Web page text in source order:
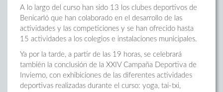
A lo largo del curso han sido 13 los clubes deportivos de
Benicarló que han colaborado en el desarrollo de las
actividades y las competiciones y se han ofrecido hasta
15 actividades a los colegios e instalaciones municipales.
Ya por la tarde, a partir de las 19 horas, se celebrará
también la conclusión de la XXIV Campaña Deportiva de
Invierno, con exhibiciones de las diferentes actividades
deportivas realizadas durante el curso: yoga, tai-txi,